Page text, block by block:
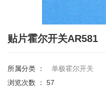
贴片霍尔开关AR581
所属分类 ：
单极霍尔开关
浏览次数 ： 57